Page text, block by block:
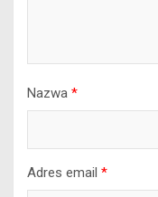
Nazwa *
Adres email *